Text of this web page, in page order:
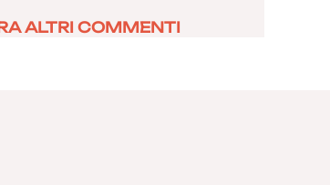
ALTRI COMMENTI